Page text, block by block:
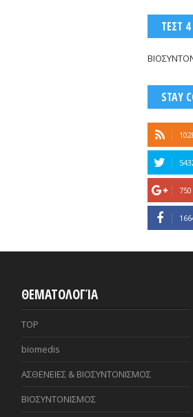
ΤΕΣΤ 4
STAY
ΘΕΜΑΤΟΛΟΓΊΑ
TOP
biomedis
ΑΣΘΕΝΕΙΕΣ & ΒΙΟΣΥΝΤΟΝΙΣΜΟΣ
ΒΙΟΣΥΝΤΟΝΙΣΜΟΣ